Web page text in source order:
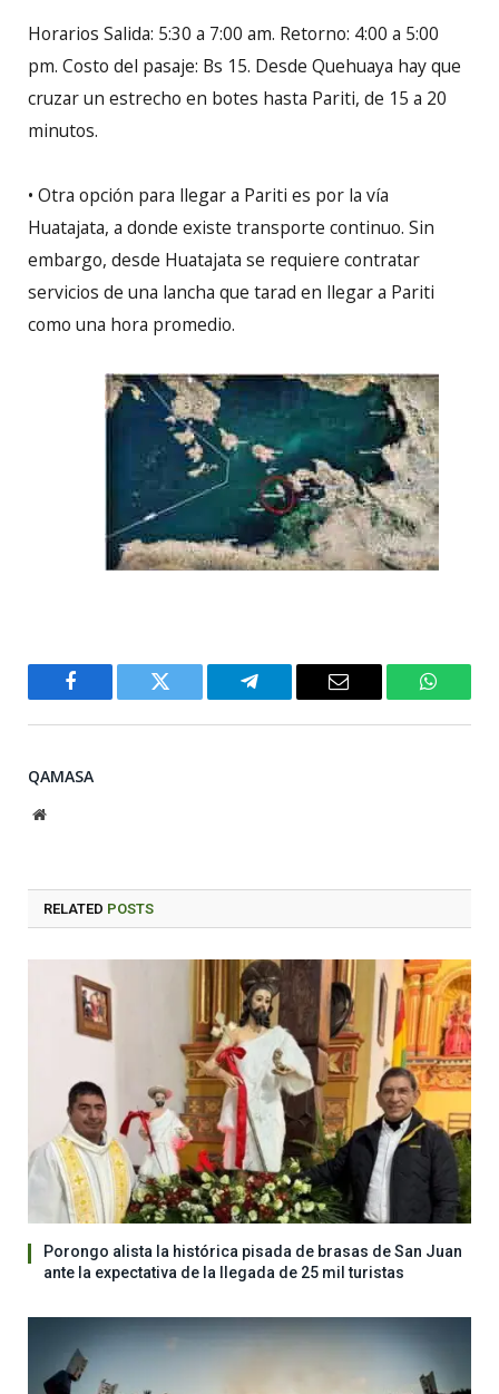
Horarios Salida: 5:30 a 7:00 am. Retorno: 4:00 a 5:00
pm. Costo del pasaje: Bs 15. Desde Quehuaya hay que
cruzar un estrecho en botes hasta Pariti, de 15 a 20
minutos.
• Otra opción para llegar a Pariti es por la vía
Huatajata, a donde existe transporte continuo. Sin
embargo, desde Huatajata se requiere contratar
servicios de una lancha que tarad en llegar a Pariti
como una hora promedio.
Facebook Twitter Telegram Email
QAMASA
Website
RELATED POSTS
Porongo alista la histórica pisada de brasas de San Juan
ante la expectativa de la llegada de 25 mil turistas